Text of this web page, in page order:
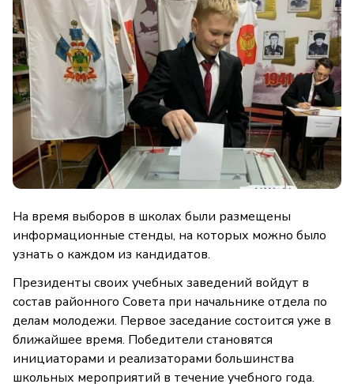
На время выборов в школах были размещены
информационные стенды, на которых можно было
узнать о каждом из кандидатов.
Президенты своих учебных заведений войдут в
состав районного Совета при начальнике отдела по
делам молодежи. Первое заседание состоится уже в
ближайшее время. Победители становятся
инициаторами и реализаторами большинства
школьных мероприятий в течение учебного года.